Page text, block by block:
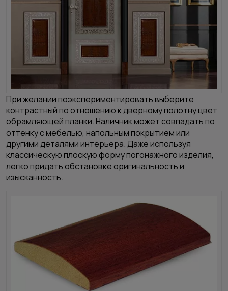
При желании поэкспериментировать выберите
контрастный по отношению к дверному полотну цвет
обрамляющей планки. Наличник может совпадать по
оттенку с мебелью, напольным покрытием или
другими деталями интерьера. Даже используя
классическую плоскую форму погонажного изделия,
легко придать обстановке оригинальность и
изысканность.